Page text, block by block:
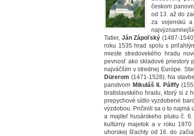
českom
od 13. až do
za vojenskú
Tatier, Ján Zápoľský (1487-
roku 1535 hrad spolu s
mieste stredovekého hradu
pevnosť ako skladové priestory
najväčším v strednej Európe.
Dürerom (1471-1528). Na
panstvom Mikuláš II. Pálffy
bratislavského hradu, ktorý si z
prepychové sídlo vyzdobené
výzdobou. Pričinili sa o to najmä
a majiteľ husárskeho pluku č. 6.
kultúrny majetok a v roku
uhorskej šľachty od 16. do